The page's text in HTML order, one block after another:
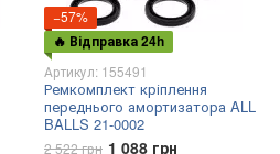
−57%
🔥 Відправка 24h
Артикул: 155491
Ремкомплект кріплення
переднього амортизатора ALL
BALLS 21-0002
2 522 грн 1 088 грн